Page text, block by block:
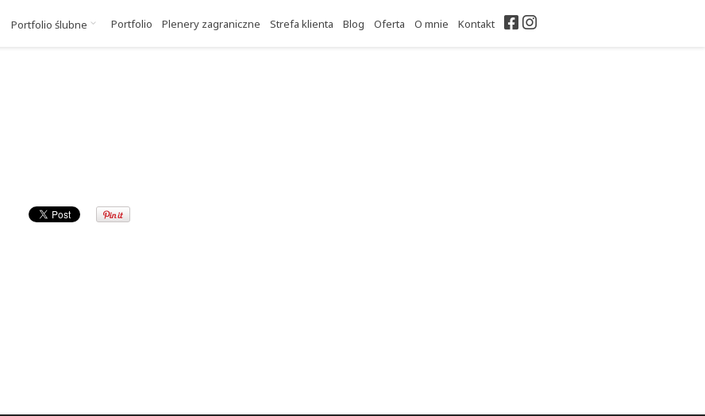
Portfolio ślubne Portfolio Plenery zagraniczne Strefa klienta Blog Oferta O mnie Kontakt Facebook
Instagram